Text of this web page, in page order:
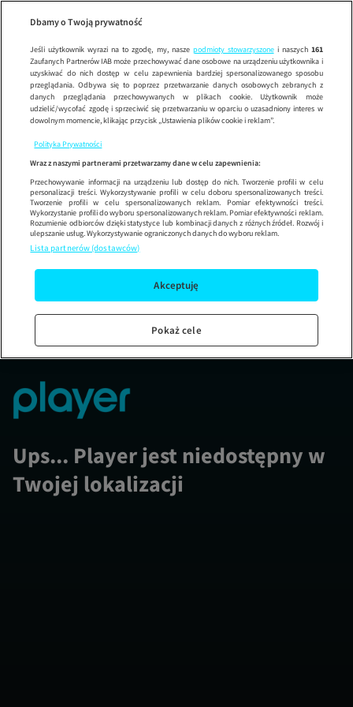
Wypróbuj aplikację mobilną
Korzystaj z łatwiejszej nawigacji i ciesz się szybszym
Ups... Player jest niedostępny w
Twojej lokalizacji
Dbamy o Twoją prywatność
Jeśli użytkownik wyrazi na to zgodę, my, nasze podmioty stowarzyszonei naszych 161
Zaufanych Partnerów IAB może przechowywać dane osobowe na urządzeniu użytkownika i
uzyskiwać do nich dostęp w celu zapewnienia bardziej spersonalizowanego sposobu
przeglądania. Odbywa się to poprzez przetwarzanie danych osobowych zebranych z
danych przeglądania przechowywanych w plikach cookie. Użytkownik może
udzielić/wycofać zgodę i sprzeciwić się przetwarzaniu w oparciu o uzasadniony interes w
dowolnym momencie, klikając przycisk „Ustawienia plików cookie i reklam”.
Polityka Prywatności
Wraz z naszymi partnerami przetwarzamy dane w celu zapewnienia:
Przechowywanie informacji na urządzeniu lub dostęp do nich. Tworzenie profili w celu
personalizacji treści. Wykorzystywanie profili w celu doboru spersonalizowanych treści.
Tworzenie profili w celu spersonalizowanych reklam. Pomiar efektywności treści.
Wykorzystanie profili do wyboru spersonalizowanych reklam. Pomiar efektywności reklam.
Rozumienie odbiorców dzięki statystyce lub kombinacji danych z różnych źródeł. Rozwój i
ulepszanie usług. Wykorzystywanie ograniczonych danych do wyboru reklam.
Lista partnerów (dostawców)
Akceptuję
Pokaż cele